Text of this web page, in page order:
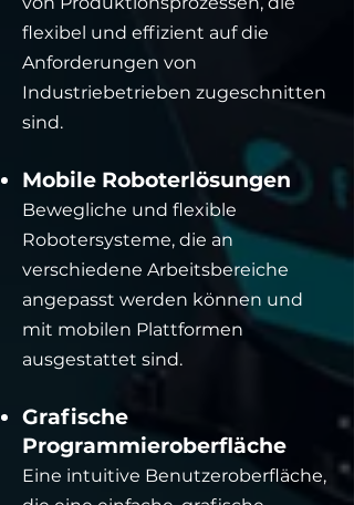
flexibel und effizient auf die
Anforderungen von
Industriebetrieben zugeschnitten
sind.
Mobile Roboterlösungen
Bewegliche und flexible
Robotersysteme, die an
verschiedene Arbeitsbereiche
angepasst werden können und
mit mobilen Plattformen
ausgestattet sind.
Grafische
Programmieroberfläche
Eine intuitive Benutzeroberfläche,